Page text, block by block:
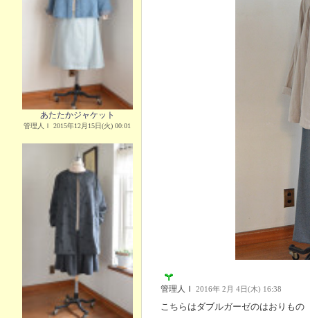
あたたかジャケット
管理人Ｉ 2015年12月15日(火) 00:01
管理人Ｉ 2016年 2月 4日(木) 16:38
こちらはダブルガーゼのはおりもの